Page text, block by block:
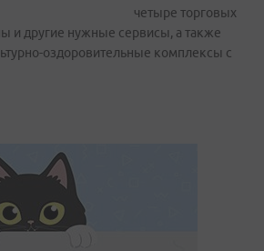
четыре торговых
и другие нужные сервисы, а также
оздоровительные комплексы с